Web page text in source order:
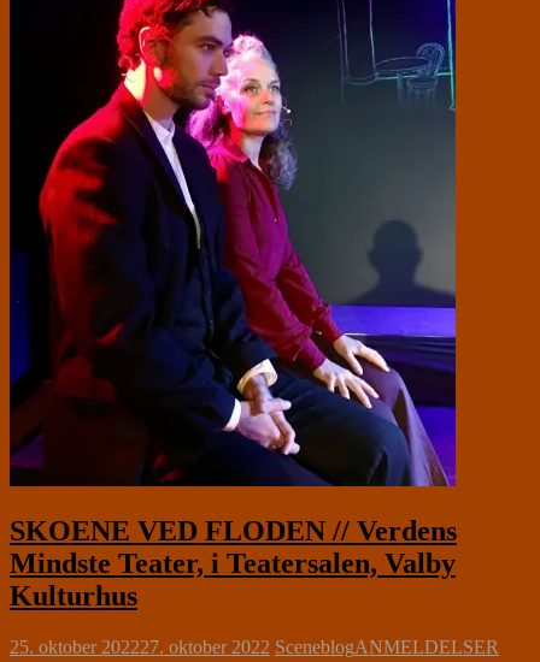
SKOENE VED FLODEN // Verdens
Mindste Teater, i Teatersalen, Valby
Kulturhus
25. oktober 202227. oktober 2022 SceneblogANMELDELSER